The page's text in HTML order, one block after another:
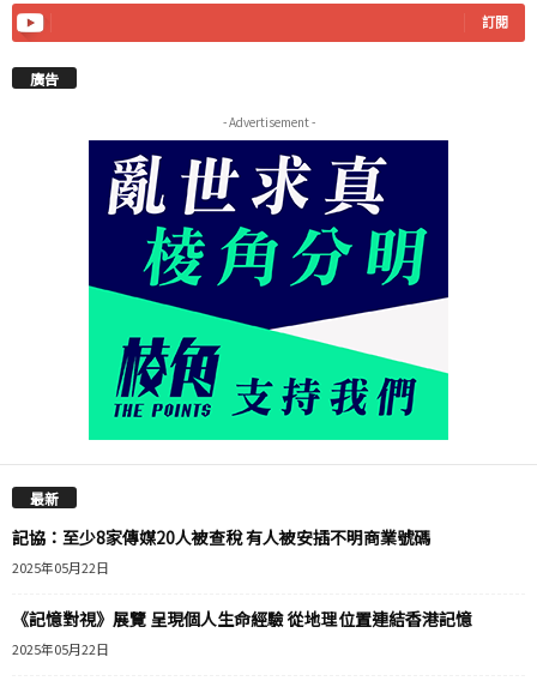
訂閱
廣告
- Advertisement -
最新
記協：至少8家傳媒20人被查稅 有人被安插不明商業號碼
2025年05月22日
《記憶對視》展覽 呈現個人生命經驗 從地理位置連結香港記憶
2025年05月22日